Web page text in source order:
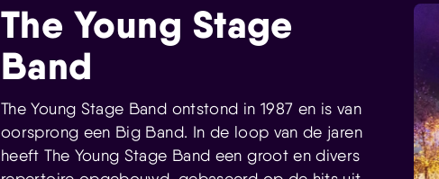
The Young Stage
Band
The Young Stage Band ontstond in 1987 en is van
oorsprong een Big Band. In de loop van de jaren
heeft The Young Stage Band een groot en divers